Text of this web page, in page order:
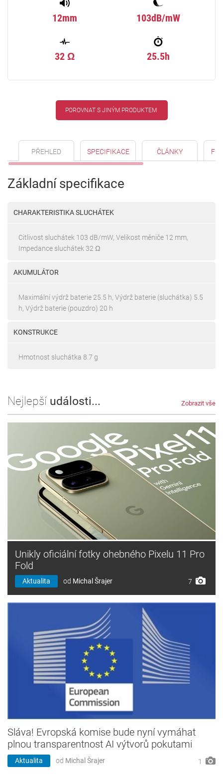
12mm 103dB/mW
32 Ω 25.5h
POROVNAT S JINÝM PRODUKTEM
PŘEHLED SPECIFIKACE ČLÁNKY
Základní specifikace
CHARAKTERISTIKA SLUCHÁTEK
Citlivost sluchátek 103 dB/mW, Velikost měniče 12 mm,
Impedance sluchátek 32 Ω
AKUMULÁTOR
Maximální výdrž baterie 25.5 h, Výdrž baterie (sluchátka) 5.5
h, Výdrž baterie (pouzdro) 20 h
KONSTRUKCE
Hmotnost sluchátka 8.7 g
Nejlepší události... Zobrazit vše
Unikly oficiální fotky ohebného Pixelu 11 Pro
Fold
Aktualita od Michal Šrajer 7
Sláva! Evropská komise bude nyní vymáhat
plnou transparentnost AI výtvorů pokutami
Aktualita od Michal Šrajer 1